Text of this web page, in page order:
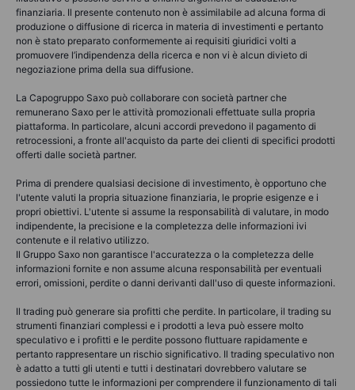
finanziaria. Il presente contenuto non è assimilabile ad alcuna forma di
produzione o diffusione di ricerca in materia di investimenti e pertanto
non è stato preparato conformemente ai requisiti giuridici volti a
promuovere l’indipendenza della ricerca e non vi è alcun divieto di
negoziazione prima della sua diffusione.
La Capogruppo Saxo può collaborare con società partner che
remunerano Saxo per le attività promozionali effettuate sulla propria
piattaforma. In particolare, alcuni accordi prevedono il pagamento di
retrocessioni, a fronte all'acquisto da parte dei clienti di specifici prodotti
offerti dalle società partner.
Prima di prendere qualsiasi decisione di investimento, è opportuno che
l'utente valuti la propria situazione finanziaria, le proprie esigenze e i
propri obiettivi. L'utente si assume la responsabilità di valutare, in modo
indipendente, la precisione e la completezza delle informazioni ivi
contenute e il relativo utilizzo.
Il Gruppo Saxo non garantisce l'accuratezza o la completezza delle
informazioni fornite e non assume alcuna responsabilità per eventuali
errori, omissioni, perdite o danni derivanti dall'uso di queste informazioni.
Il trading può generare sia profitti che perdite. In particolare, il trading su
strumenti finanziari complessi e i prodotti a leva può essere molto
speculativo e i profitti e le perdite possono fluttuare rapidamente e
pertanto rappresentare un rischio significativo. Il trading speculativo non
è adatto a tutti gli utenti e tutti i destinatari dovrebbero valutare se
possiedono tutte le informazioni per comprendere il funzionamento di tali